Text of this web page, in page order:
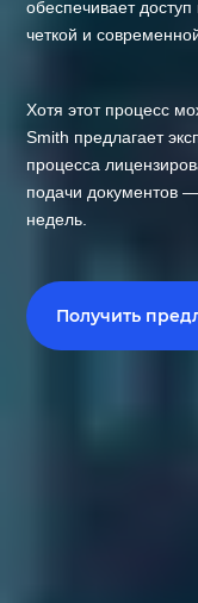
обеспечивает
четкой и
Хотя этот процесс
Smith предлагает
процесса
подачи документов
недель.
Получить